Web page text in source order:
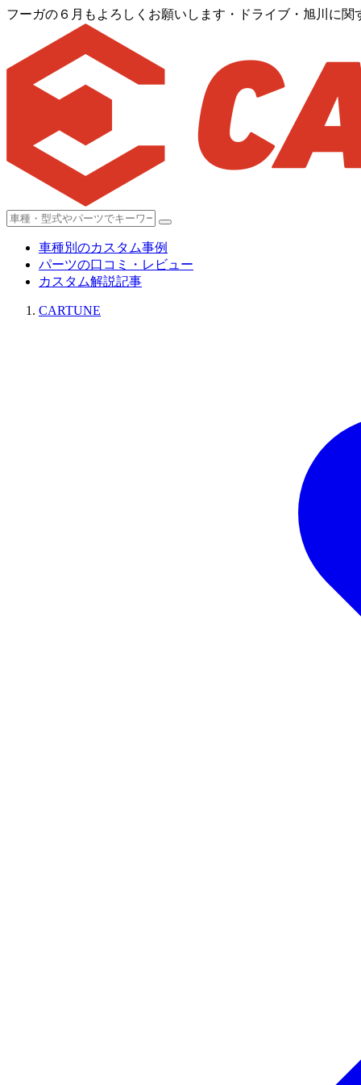
フーガの６月もよろしくお願いします・ドライブ・旭川に関
車種別のカスタム事例
パーツの口コミ・レビュー
カスタム解説記事
CARTUNE